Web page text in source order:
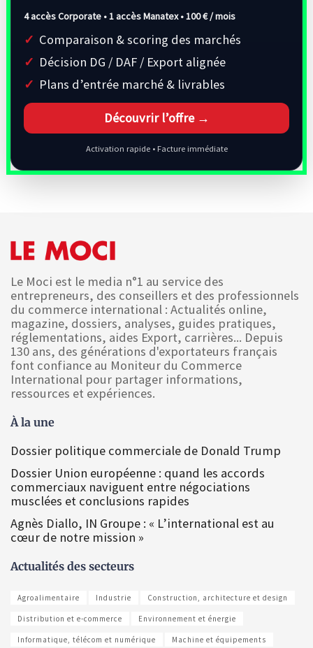
4 accès Corporate • 1 accès Manatex •100 € / mois
Comparaison & scoring des marchés
Décision DG / DAF / Export alignée
Plans d’entrée marché & livrables
Découvrir l’offre →
Activation rapide • Facture immédiate
Le Moci est le media n°1 au service des
entrepreneurs, des conseillers et des professionnels
du commerce international : Actualités online,
magazine, dossiers, analyses, guides pratiques,
réglementations, aides Export, carrières... Depuis
130 ans, des générations d'exportateurs français
font confiance au Moniteur du Commerce
International pour partager informations,
ressources et expériences.
À la une
Dossier politique commerciale de Donald Trump
Dossier Union européenne : quand les accords
commerciaux naviguent entre négociations
musclées et conclusions rapides
Agnès Diallo, IN Groupe : « L’international est au
cœur de notre mission »
Actualités des secteurs
Agroalimentaire Industrie Construction, architecture et design
Distribution et e-commerce Environnement et énergie
Informatique, télécom et numérique Machine et équipements